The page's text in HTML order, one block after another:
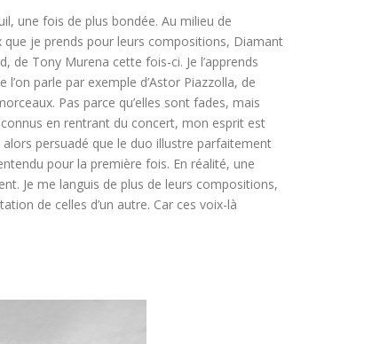
une fois de plus bondée. Au milieu de
je prends pour leurs compositions, Diamant
de Tony Murena cette fois-ci. Je l’apprends
l’on parle par exemple d’Astor Piazzolla, de
Pas parce qu’elles sont fades, mais
en rentrant du concert, mon esprit est
persuadé que le duo illustre parfaitement
pour la première fois. En réalité, une
Je me languis de plus de leurs compositions,
de celles d’un autre. Car ces voix-là